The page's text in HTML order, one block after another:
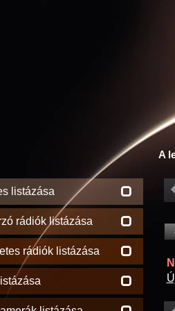
A
listázása
rádiók listázása
rádiók listázása